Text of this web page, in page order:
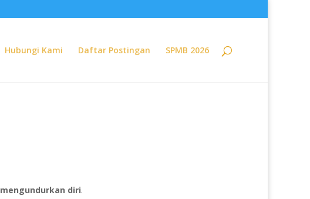
Hubungi Kami Daftar Postingan SPMB 2026
mengundurkan diri.